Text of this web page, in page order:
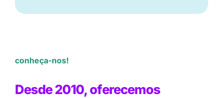
conheça-nos!
Desde 2010, oferecemos